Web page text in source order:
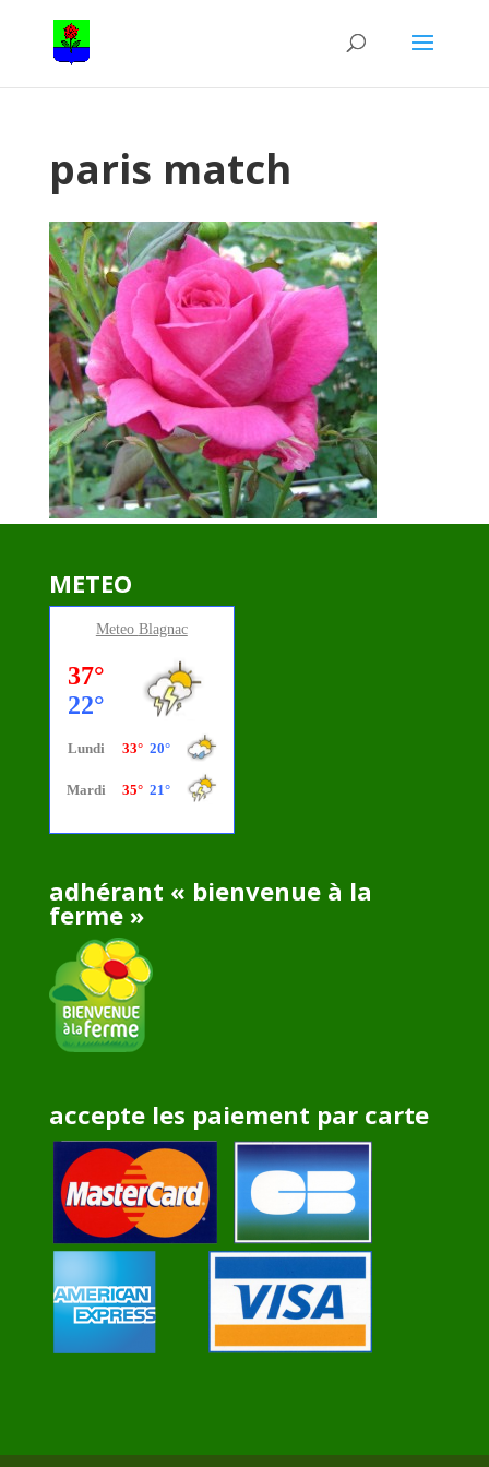
paris match
METEO
Meteo Blagnac
adhérant « bienvenue à la
ferme »
accepte les paiement par carte